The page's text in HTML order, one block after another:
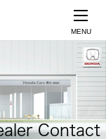
MENU
Contact